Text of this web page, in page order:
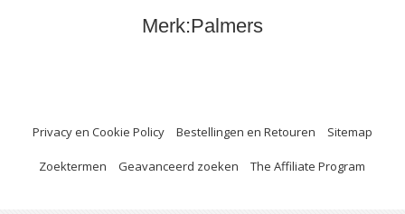
Merk:Palmers
Privacy en Cookie Policy Bestellingen en Retouren Sitemap
Zoektermen Geavanceerd zoeken The Affiliate Program